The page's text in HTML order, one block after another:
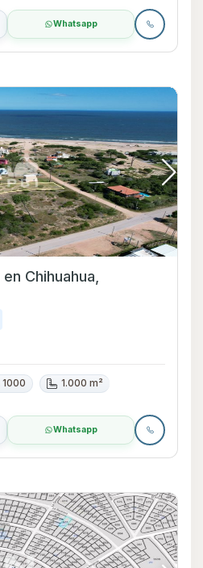
Whatsapp
1000 1.000 m²
Whatsapp